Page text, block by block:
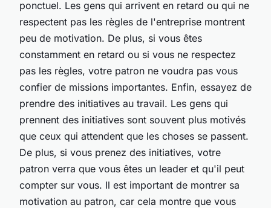
ponctuel. Les gens qui arrivent en retard ou qui ne
respectent pas les règles de l'entreprise montrent
peu de motivation. De plus, si vous êtes
constamment en retard ou si vous ne respectez
pas les règles, votre patron ne voudra pas vous
confier de missions importantes. Enfin, essayez de
prendre des initiatives au travail. Les gens qui
prennent des initiatives sont souvent plus motivés
que ceux qui attendent que les choses se passent.
De plus, si vous prenez des initiatives, votre
patron verra que vous êtes un leader et qu'il peut
compter sur vous. Il est important de montrer sa
motivation au patron, car cela montre que vous